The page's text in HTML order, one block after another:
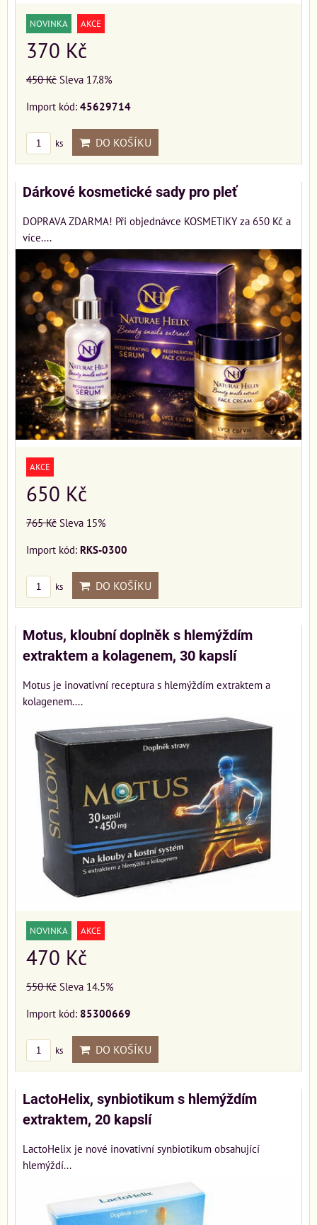
NOVINKA AKCE
370 Kč
450 Kč Sleva 17.8%
Import kód: 45629714
ks DO KOŠÍKU
Dárkové kosmetické sady pro pleť
DOPRAVA ZDARMA! Při objednávce KOSMETIKY za 650 Kč a
více....
AKCE
650 Kč
765 Kč Sleva 15%
Import kód: RKS-0300
ks DO KOŠÍKU
Motus, kloubní doplněk s hlemýždím
extraktem a kolagenem, 30 kapslí
Motus je inovativní receptura s hlemýždím extraktem a
kolagenem....
NOVINKA AKCE
470 Kč
550 Kč Sleva 14.5%
Import kód: 85300669
ks DO KOŠÍKU
LactoHelix, synbiotikum s hlemýždím
extraktem, 20 kapslí
LactoHelix je nové inovativní synbiotikum obsahující
hlemýždí...